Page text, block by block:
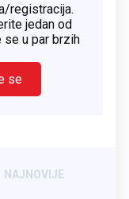
registracija.
jedan od
se u par brzih
se
NAJNOVIJE